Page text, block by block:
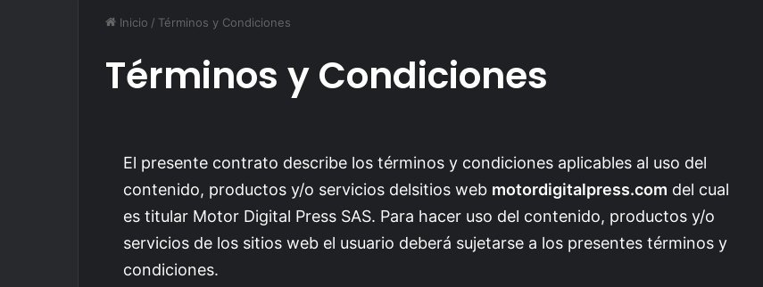
Inicio / Términos y Condiciones
Términos y Condiciones
El presente contrato describe los términos y condiciones aplicables al uso del
contenido, productos y/o servicios delsitios web motordigitalpress.com del cual
es titular Motor Digital Press SAS. Para hacer uso del contenido, productos y/o
servicios de los sitios web el usuario deberá sujetarse a los presentes términos y
condiciones.